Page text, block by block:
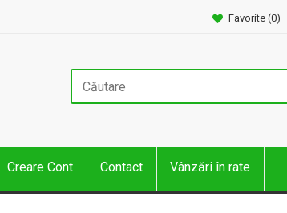
Favorite (0)
Creare Cont Contact Vânzări în rate